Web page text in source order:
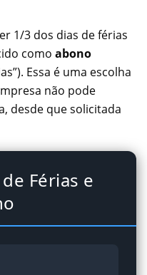
1/3 dos dias de férias
como abono
Essa é uma escolha
não pode
desde que solicitada
Férias e